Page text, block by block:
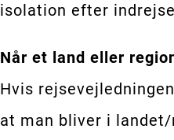
isolation efter
Når et land eller
Hvis
at man bliver i